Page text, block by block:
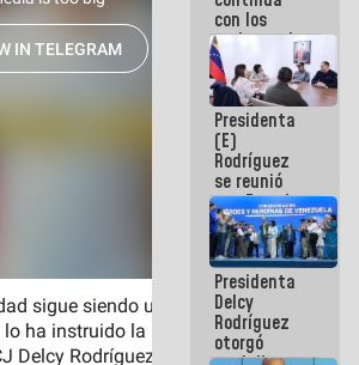
con los
trabajos de
mantenimiento
e inspección
en la Línea 2
Presidenta
(E)
Rodríguez
se reunió
con Estado
Mayor
Eléctrico
para
abordar
planes de
acción
Presidenta
Delcy
Rodríguez
otorgó